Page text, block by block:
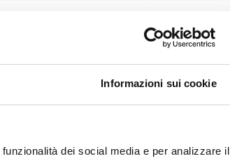
Informazioni sui cookie
dei social media e per analizzare il
24/07/2026
31/07/2026